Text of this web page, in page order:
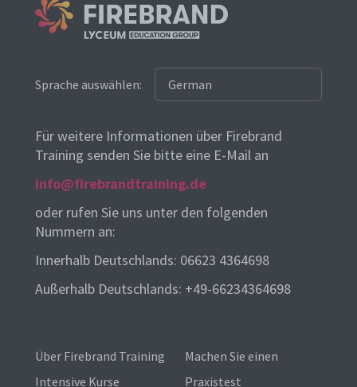
Sprache auswählen:
Für weitere Informationen über Firebrand
Training senden Sie bitte eine E-Mail an
info@firebrandtraining.de
oder rufen Sie uns unter den folgenden
Nummern an:
Innerhalb Deutschlands: 06623 4364698
Außerhalb Deutschlands: +49-66234364698
Über Firebrand Training
Intensive Kurse
Machen Sie einen
Praxistest